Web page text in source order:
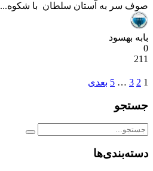
صوف سر به آستان سلطان با شکوه...
بابه بهسود
0
211
1
2
3
…
5 بعدی
جستجو
دسته‌بندی‌ها